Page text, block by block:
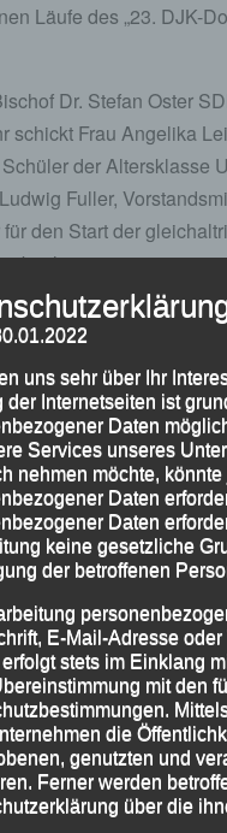
Läufe des „23. DJK-
Dr. Stefan Oster
schickt Frau Angelika
der Altersklasse
Fuller,
den Start der
absolvieren müssen,
insgesamt 156
Skirennläufer
die Firma Pfaffinger
U18 und
m, den in Vertretung
Bürgermeister Andreas
und Sportler
und DJK-
des auch heuer
das ohne
uns sehr über Ihr
der Internetseiten ist
Daten
Services unseres
nehmen möchte,
Daten
Daten
keine gesetzliche
der betroffenen
E-Mail-Adresse
stets im Einklang
mit den
die
genutzten und
Ferner werden
über die